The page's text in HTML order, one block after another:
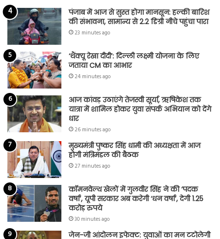
पंजाब में आज से सुस्त होगा मानसून: हल्की बारिश
की संभावना, सामान्य से 2.2 डिग्री नीचे पहुंचा पारा
23 minutes ago
‘थैंक्यू रेखा दीदी’: दिल्ली लक्ष्मी योजना के लिए
जताया CM का आभार
24 minutes ago
आज कांवड़ उठाएंगे तेजस्वी सूर्या, ऋषिकेश तक
यात्रा में शामिल होकर युवा संपर्क अभियान को देंगे
धार
26 minutes ago
मुख्यमंत्री पुष्कर सिंह धामी की अध्यक्षता में आज
होगी मंत्रिमंडल की बैठक
27 minutes ago
कॉमनवेल्थ खेलों में गुलवीर सिंह ने की ‘पदक
वर्षा’, यूपी सरकार अब करेगी ‘धन वर्षा’, देगी 1.25
करोड़ रुपये
30 minutes ago
जेन-जी आंदोलन इफेक्ट: युवाओं का मन टटोलेगी